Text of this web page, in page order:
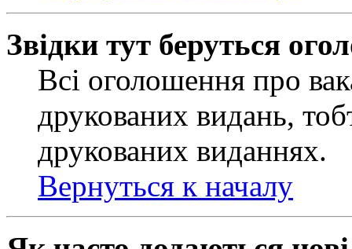
Звідки тут беруться
Всі оголошення про
друкованих видань,
друкованих виданнях.
Вернуться к началу